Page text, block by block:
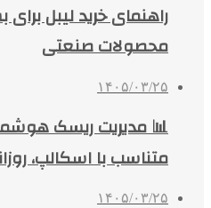
راهنمای خرید لیبل
محصولات صنعتی
۱۴۰۵/۰۳/۲۵
📊 مدیریت ریسک
متناسب با اسکالپ،
۱۴۰۵/۰۳/۲۵